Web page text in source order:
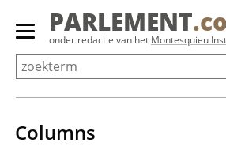
Overslaan
Primair
menu
tonen/verbergen
PARLEMENT
onder redactie van het Montesquieu
Columns